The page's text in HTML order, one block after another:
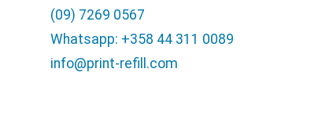
(09) 7269 0567
Whatsapp: +358 44 311 0089
info@print-refill.com